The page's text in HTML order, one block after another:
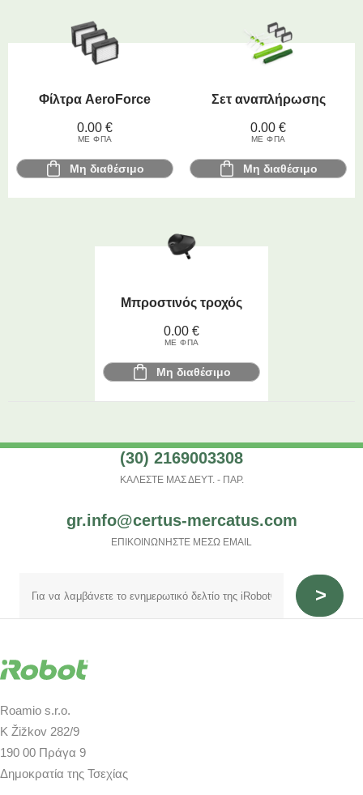
Φίλτρα AeroForce
0.00 €
ΜΕ ΦΠΑ
Μη διαθέσιμο
Σετ αναπλήρωσης
0.00 €
ΜΕ ΦΠΑ
Μη διαθέσιμο
Μπροστινός τροχός
0.00 €
ΜΕ ΦΠΑ
Μη διαθέσιμο
(30) 2169003308
ΚΑΛΕΣΤΕ ΜΑΣ ΔΕΥΤ. - ΠΑΡ.
gr.info@certus-mercatus.com
ΕΠΙΚΟΙΝΩΝΗΣΤΕ ΜΕΣΩ EMAIL
Roamio s.r.o.
K Žižkov 282/9
190 00 Πράγα 9
Δημοκρατία της Τσεχίας